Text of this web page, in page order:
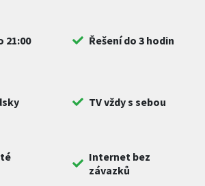
21:00 Řešení do 3 hodin
TV vždy s sebou
Internet bez
závazků